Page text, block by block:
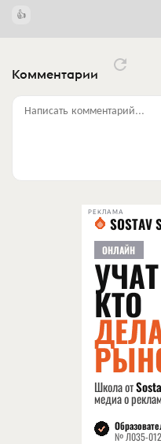
Комментарии
Написать комментарий...
РЕКЛАМА